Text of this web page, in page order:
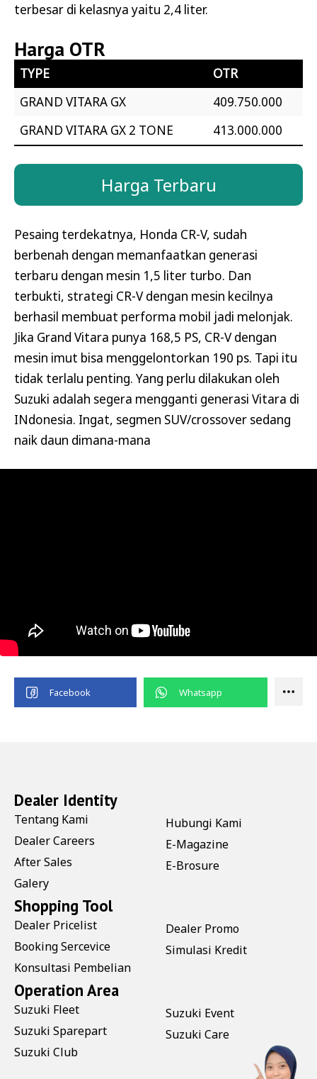
terbesar di kelasnya yaitu 2,4 liter.
Harga OTR
TYPE
OTR
GRAND VITARA GX
409.750.000
GRAND VITARA GX 2 TONE
413.000.000
Harga Terbaru
Pesaing terdekatnya, Honda CR-V, sudah
berbenah dengan memanfaatkan generasi
terbaru dengan mesin 1,5 liter turbo. Dan
terbukti, strategi CR-V dengan mesin kecilnya
berhasil membuat performa mobil jadi melonjak.
Jika Grand Vitara punya 168,5 PS, CR-V dengan
mesin imut bisa menggelontorkan 190 ps. Tapi itu
tidak terlalu penting. Yang perlu dilakukan oleh
Suzuki adalah segera mengganti generasi Vitara di
INdonesia. Ingat, segmen SUV/crossover sedang
naik daun dimana-mana
Dealer Identity
Tentang Kami
Dealer Careers
After Sales
Galery
Hubungi Kami
E-Magazine
E-Brosure
Shopping Tool
Dealer Pricelist
Booking Sercevice
Konsultasi Pembelian
Dealer Promo
Simulasi Kredit
Operation Area
Suzuki Fleet
Suzuki Sparepart
Suzuki Club
Suzuki Event
Suzuki Care